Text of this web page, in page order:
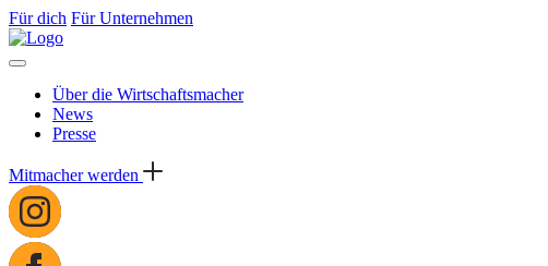
Für dich Für Unternehmen
Über die Wirtschaftsmacher
News
Presse
Mitmacher werden